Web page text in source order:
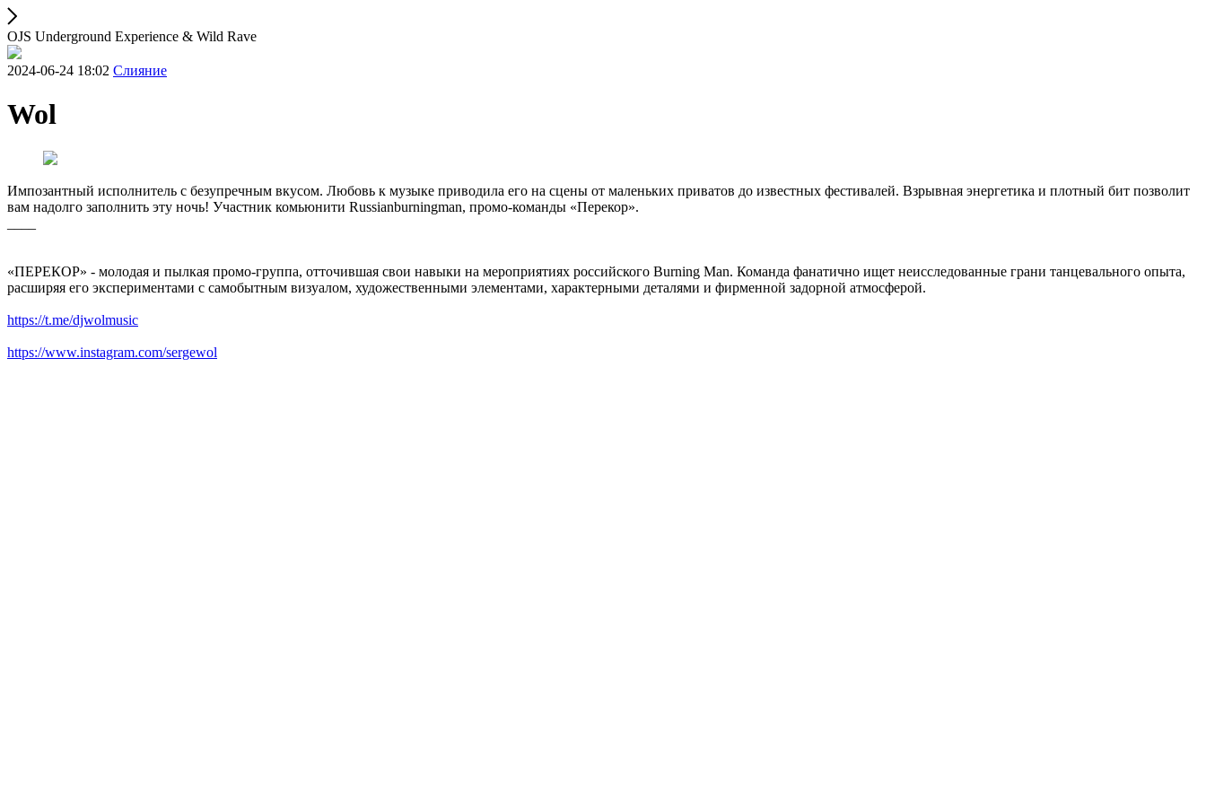
OJS Underground Experience & Wild Rave
2024-06-24 18:02 Слияние
Wol
Импозантный исполнитель с безупречным вкусом. Любовь к музыке приводила его на сцены от маленьких приватов до известных фестивалей. Взрывная энергетика и плотный бит позволит
вам надолго заполнить эту ночь! Участник комьюнити Russianburningman, промо-команды «Перекор».
«ПЕРЕКОР» - молодая и пылкая промо-группа, отточившая свои навыки на мероприятиях российского Burning Man. Команда фанатично ищет неисследованные грани танцевального опыта,
расширяя его экспериментами с самобытным визуалом, художественными элементами, характерными деталями и фирменной задорной атмосферой.
https://t.me/djwolmusic
https://www.instagram.com/sergewol